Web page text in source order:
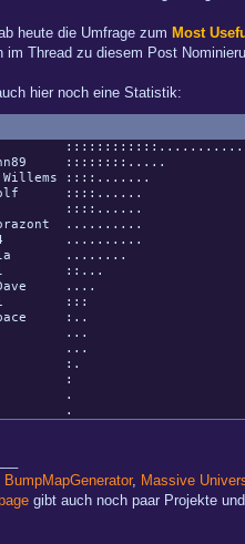
heute die Umfrage zum Most
im Thread zu diesem Post
hier noch eine Statistik:
::::::::.....
Willems ::::.......
::::......
::::......
..........
..........
........
::...
....
:::
:..
...
...
:.
:
.
.
BumpMapGenerator, Massive
gibt auch noch paar Projekte